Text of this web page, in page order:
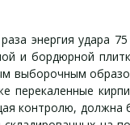
энергия удара
и бордюрной
выборочным
перекаленные
контролю,